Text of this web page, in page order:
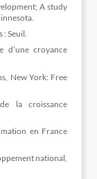
A study
: Seuil.
d’une croyance
New York: Free
la croissance
en France
national,